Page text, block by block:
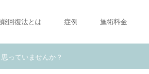
回復法とは 症例 施術料金
っていませんか？